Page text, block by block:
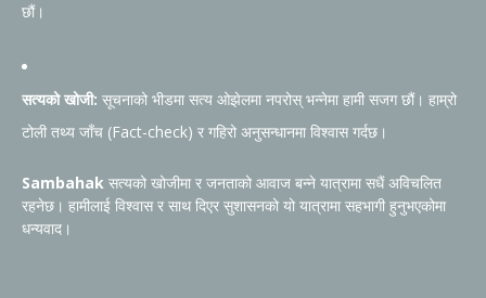
छौं।
सत्यको खोजी: सूचनाको भीडमा सत्य ओझेलमा नपरोस् भन्नेमा हामी सजग छौं। हाम्रो
टोली तथ्य जाँच (Fact-check) र गहिरो अनुसन्धानमा विश्वास गर्दछ।
Sambahak सत्यको खोजीमा र जनताको आवाज बन्ने यात्रामा सधैं अविचलित
रहनेछ। हामीलाई विश्वास र साथ दिएर सुशासनको यो यात्रामा सहभागी हुनुभएकोमा
धन्यवाद।